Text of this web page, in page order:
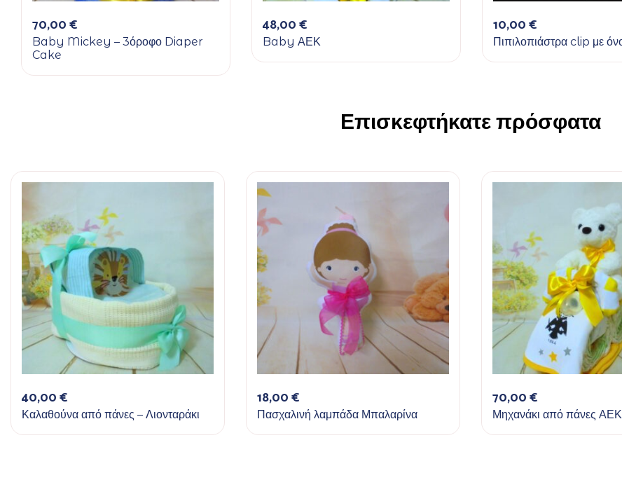
70,00€
Baby Mickey – 3όροφο Diaper
Cake
48,00€
Baby ΑΕΚ
10,00€
Πιπιλοπιάστρα clip με
Επισκεφτήκατε πρόσφατα
40,00€
Καλαθούνα από πάνες – Λιονταράκι
18,00€
Πασχαλινή λαμπάδα Μπαλαρίνα
70,00€
Μηχανάκι από πάνες ΑΕΚ